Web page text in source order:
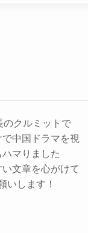
のクルミットで
中国ドラマを視
マりました
文章を心がけて
いします！